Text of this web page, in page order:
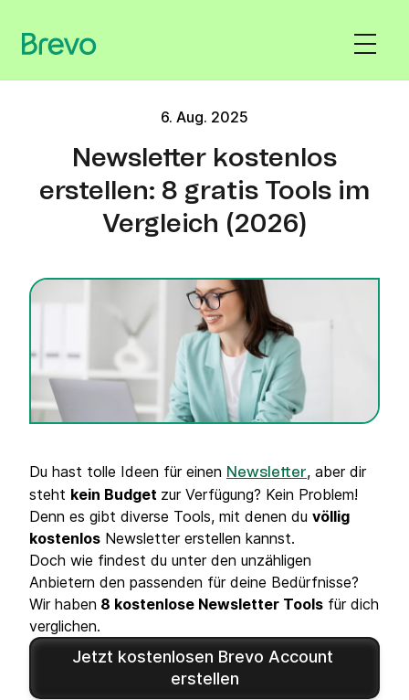
6. Aug. 2025
Newsletter kostenlos
erstellen: 8 gratis Tools im
Vergleich (2026)
Du hast tolle Ideen für einen Newsletter, aber dir
steht kein Budget zur Verfügung? Kein Problem!
Denn es gibt diverse Tools, mit denen du völlig
kostenlos Newsletter erstellen kannst.
Doch wie findest du unter den unzähligen
Anbietern den passenden für deine Bedürfnisse?
Wir haben 8 kostenlose Newsletter Tools für dich
verglichen.
Jetzt kostenlosen Brevo Account
erstellen